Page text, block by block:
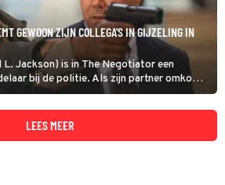
GEWOON ZIJN COLLEGA'S IN GIJZELING IN
L. Jackson) is in The Negotiator een
bij de politie. Als zijn partner omkomt
schoenen geschoven krijgt, neemt hij
LEES MEER